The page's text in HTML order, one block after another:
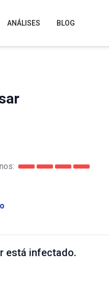
ANÁLISES BLOG
está infectado.